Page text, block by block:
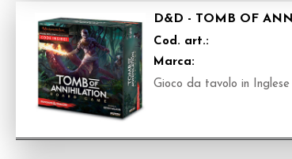
D&D - TOMB OF
Cod. art.:
Marca:
Gioco da tavolo in Inglese